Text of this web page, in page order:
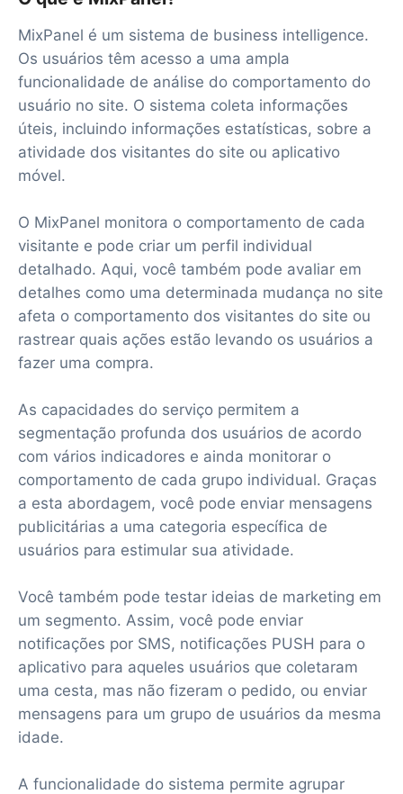
MixPanel é um sistema de business intelligence.
Os usuários têm acesso a uma ampla
funcionalidade de análise do comportamento do
usuário no site. O sistema coleta informações
úteis, incluindo informações estatísticas, sobre a
atividade dos visitantes do site ou aplicativo
móvel.
O MixPanel monitora o comportamento de cada
visitante e pode criar um perfil individual
detalhado. Aqui, você também pode avaliar em
detalhes como uma determinada mudança no site
afeta o comportamento dos visitantes do site ou
rastrear quais ações estão levando os usuários a
fazer uma compra.
As capacidades do serviço permitem a
segmentação profunda dos usuários de acordo
com vários indicadores e ainda monitorar o
comportamento de cada grupo individual. Graças
a esta abordagem, você pode enviar mensagens
publicitárias a uma categoria específica de
usuários para estimular sua atividade.
Você também pode testar ideias de marketing em
um segmento. Assim, você pode enviar
notificações por SMS, notificações PUSH para o
aplicativo para aqueles usuários que coletaram
uma cesta, mas não fizeram o pedido, ou enviar
mensagens para um grupo de usuários da mesma
idade.
A funcionalidade do sistema permite agrupar